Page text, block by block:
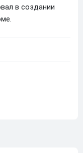
в создании